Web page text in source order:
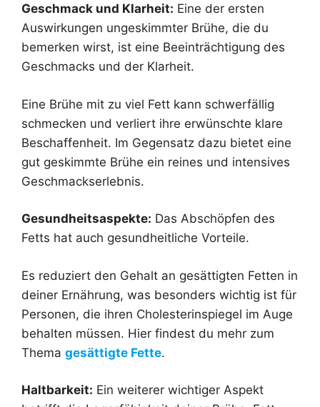
Geschmack und Klarheit: Eine der ersten
Auswirkungen ungeskimmter Brühe, die du
bemerken wirst, ist eine Beeinträchtigung des
Geschmacks und der Klarheit.
Eine Brühe mit zu viel Fett kann schwerfällig
schmecken und verliert ihre erwünschte klare
Beschaffenheit. Im Gegensatz dazu bietet eine
gut geskimmte Brühe ein reines und intensives
Geschmackserlebnis.
Gesundheitsaspekte: Das Abschöpfen des
Fetts hat auch gesundheitliche Vorteile.
Es reduziert den Gehalt an gesättigten Fetten in
deiner Ernährung, was besonders wichtig ist für
Personen, die ihren Cholesterinspiegel im Auge
behalten müssen. Hier findest du mehr zum
Thema gesättigte Fette.
Haltbarkeit: Ein weiterer wichtiger Aspekt